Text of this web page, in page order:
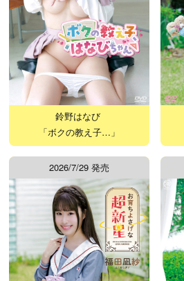
鈴野はなび
「ボクの教え子…」
2026/7/29 発売